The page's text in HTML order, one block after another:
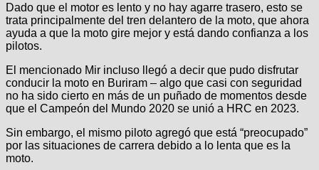
Dado que el motor es lento y no hay agarre trasero, esto se
trata principalmente del tren delantero de la moto, que ahora
ayuda a que la moto gire mejor y está dando confianza a los
pilotos.
El mencionado Mir incluso llegó a decir que pudo disfrutar
conducir la moto en Buriram – algo que casi con seguridad
no ha sido cierto en más de un puñado de momentos desde
que el Campeón del Mundo 2020 se unió a HRC en 2023.
Sin embargo, el mismo piloto agregó que está “preocupado”
por las situaciones de carrera debido a lo lenta que es la
moto.